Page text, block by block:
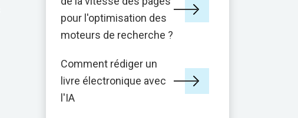
pour l'optimisation des
moteurs de recherche ?
Comment rédiger un
livre électronique avec
l'IA